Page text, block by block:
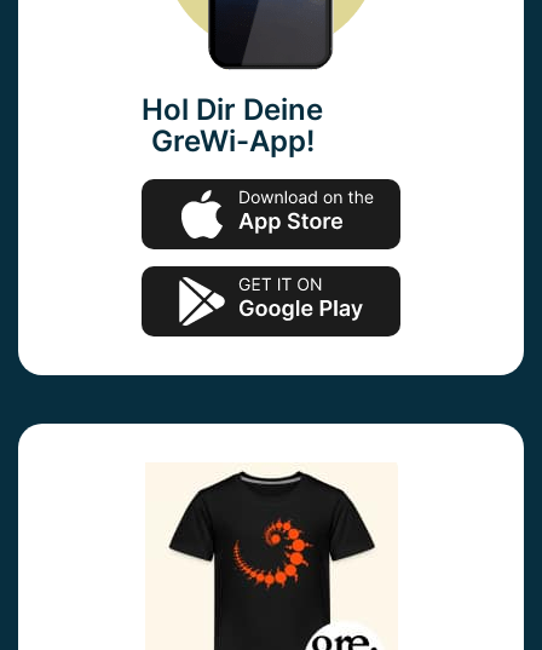
Hol Dir Deine
GreWi-App!